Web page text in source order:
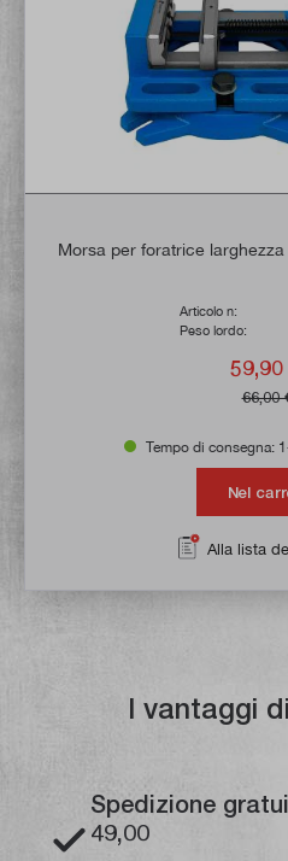
Morsa per foratrice
Articolo n:
Peso lordo:
66,00
Tempo di consegna:
Nel
Alla lista
I vantaggi
Spedizione
49,00